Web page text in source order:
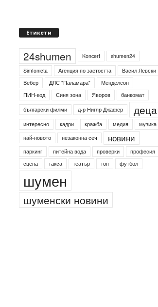
Етикети
24shumen Koncert
shumen24
Simfonieta
Агенция по заетостта
Васил Левски
Вебер
ДЛС "Паламара"
Менделсон
ПИН-код
Синя зона Яворов
банкомат
български филми
д-р Нигяр Джафер деца
интересно кадри кражба медия
музика
най-новото
незаконна сеч новини
паркинг питейна вода проверки
професия
сцена
такса театър топ футбол
шумен
шуменски новини